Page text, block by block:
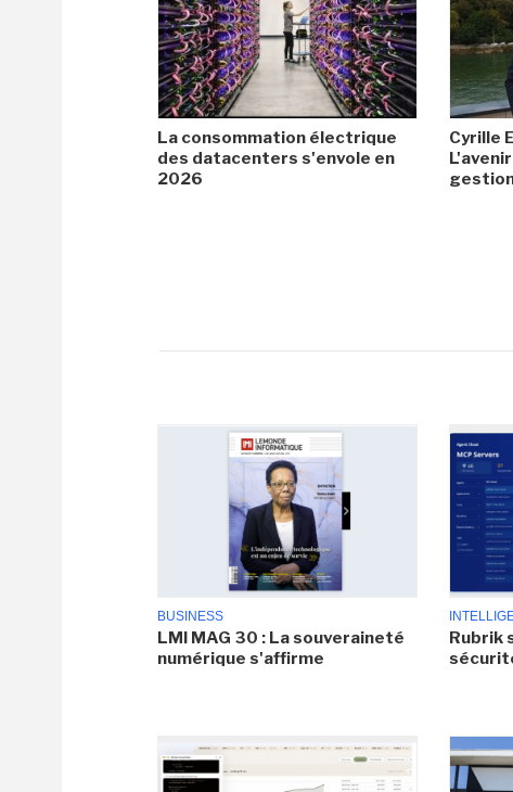
La consommation électrique
des datacenters s'envole en
2026
Cyrille
gestion
BUSINESS
LMI MAG 30 : La souveraineté
numérique s'affirme
Rubrik